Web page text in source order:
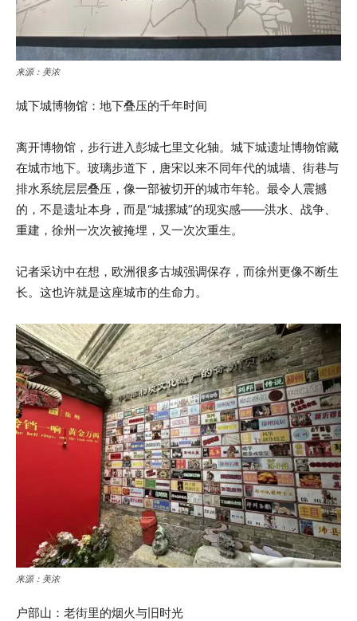
来源：美浓
城下城博物馆：地下叠压的千年时间
离开博物馆，步行进入彭城七里文化轴。城下城遗址博物馆藏
在城市地下。玻璃步道下，唐宋以来不同年代的城墙、街巷与
排水系统层层叠压，像一部被切开的城市年轮。最令人震撼
的，不是遗址本身，而是“城摞城”的现实感——洪水、战争、
重建，徐州一次次被掩埋，又一次次重生。
记者采访中在想，欧洲很多古城强调保存，而徐州更像不断生
长。这也许就是这座城市的生命力。
来源：美浓
户部山：老街里的烟火与旧时光